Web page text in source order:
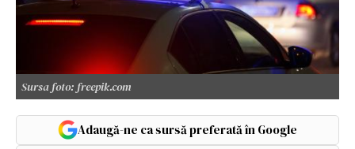
Sursa foto: freepik.com
Adaugă-ne ca sursă preferată în Google